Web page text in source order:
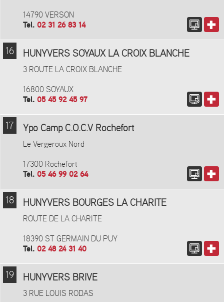
14790 VERSON
Tel. 02 31 26 83 14
16 HUNYVERS SOYAUX LA CROIX BLANCHE
3 ROUTE LA CROIX BLANCHE
16800 SOYAUX
Tel. 05 45 92 45 97
17 Ypo Camp C.O.C.V Rochefort
Le Vergeroux Nord
17300 Rochefort
Tel. 05 46 99 02 64
18 HUNYVERS BOURGES LA CHARITE
ROUTE DE LA CHARITE
18390 ST GERMAIN DU PUY
Tel. 02 48 24 31 40
19 HUNYVERS BRIVE
3 RUE LOUIS RODAS